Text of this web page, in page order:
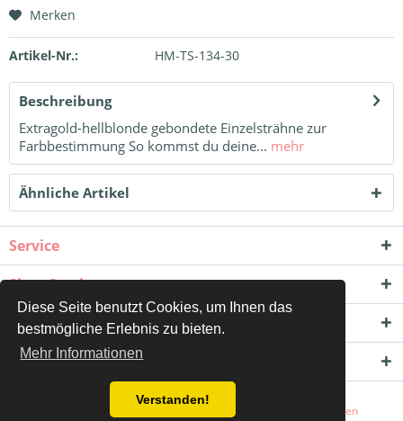
Diese Seite benutzt Cookies, um Ihnen das
bestmögliche Erlebnis zu bieten.
Mehr Informationen
Verstanden!
Merken
Artikel-Nr.: HM-TS-134-30
Beschreibung
Extragold-hellblonde gebondete Einzelsträhne zur
Farbbestimmung So kommst du deine... mehr
Ähnliche Artikel
Service
Shop Service
Informationen
Newsletter
* Alle Preise inkl. gesetzl. Mehrwertsteuer zzgl. Versandkosten